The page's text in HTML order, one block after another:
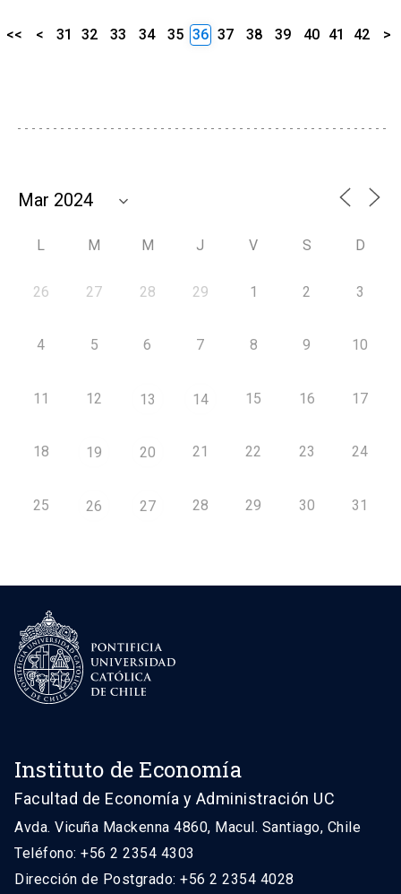
<< < 31 32 33 34 35 36 37 38 39 40 41 42 >
L M M J V S D
26 27 28 29 1 2 3
4 5 6 7 8 9 10
11 12 13 14 15 16 17
18 19 20 21 22 23 24
25 26 27 28 29 30 31
Instituto de Economía
Facultad de Economía y Administración UC
Avda. Vicuña Mackenna 4860, Macul. Santiago, Chile
Teléfono: +56 2 2354 4303
Dirección de Postgrado: +56 2 2354 4028